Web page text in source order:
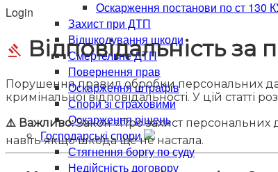
Оскарження постанови по ст 130
Захист при ДТП
Відшкодування шкоди
Смертельне ДТП
Повернення прав
Оскарження штрафів
Спори зі страховими
Оскарження рішень
Господарські спори
Стягнення боргу по суду
Недійсність договору
Login
gavel Відповідальність
Порушення правил обробки персональних
кримінальної відповідальності. У цій статті
⚠️ Важливо:Закон «Про захист персональних
навіть якщо шкода ще не настала.